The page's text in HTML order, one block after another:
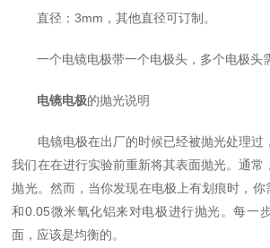
直径：3mm，其他直径可订制。
一个电镜电极带一个电极头，多个电极头
电镜电极的抛光说明
电镜电极在出厂的时候已经被抛光处理过
我们在在进行实验前重新将其表面抛光。通常
抛光。然而，当你发现在电极上有划痕时，
和0.05微米氧化铝来对电极进行抛光。每一
面，应该是均衡的。